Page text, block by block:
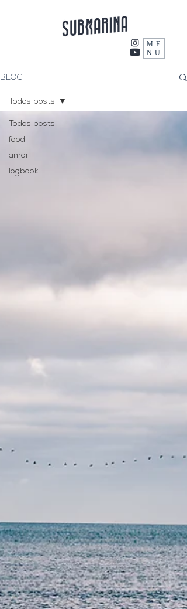
ME
NU
BLOG
Todos posts
food
amor
logbook
Todos posts